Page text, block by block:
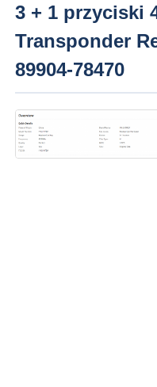
3 + 1 przyciski
Transponder
89904-78470